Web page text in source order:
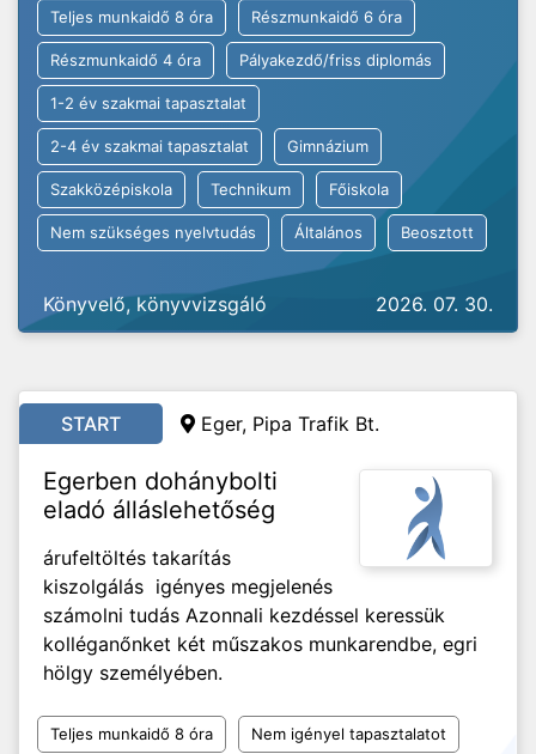
Teljes munkaidő 8 óra Részmunkaidő 6 óra
Részmunkaidő 4 óra Pályakezdő/friss diplomás
1-2 év szakmai tapasztalat
2-4 év szakmai tapasztalat Gimnázium
Szakközépiskola Technikum Főiskola
Nem szükséges nyelvtudás Általános Beosztott
Könyvelő, könyvvizsgáló 2026. 07. 30.
START Eger, Pipa Trafik Bt.
Egerben dohánybolti
eladó álláslehetőség
árufeltöltés takarítás
kiszolgálás igényes megjelenés
számolni tudás Azonnali kezdéssel keressük
kolléganőnket két műszakos munkarendbe, egri
hölgy személyében.
Teljes munkaidő 8 óra Nem igényel tapasztalatot